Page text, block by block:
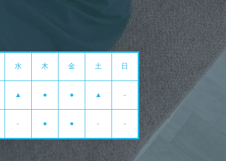
水 木 金 土 日
▲ ● ● ▲ -
- ● ● - -